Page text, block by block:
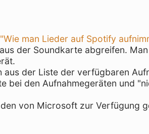
"Wie man Lieder auf Spotify
der Soundkarte abgreifen.
der Liste der verfügbaren
bei den Aufnahmegeräten und
von Microsoft zur Verfügung